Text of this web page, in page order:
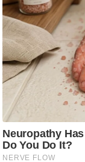
ज
न
ज
ग
त
बॉ
ली
वु
ड
हॉ